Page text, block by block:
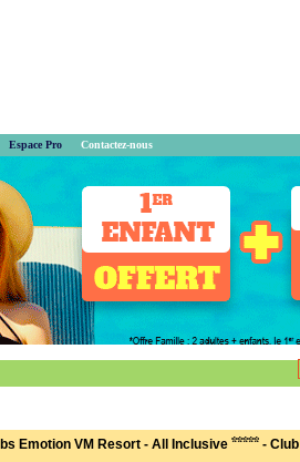
Espace Pro Contactez-nous
Emotion VM Resort - All Inclusive
- Club